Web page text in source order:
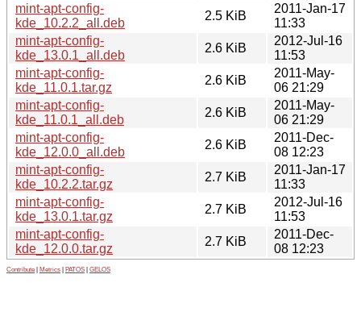
mint-apt-config-
kde_10.2.2_all.deb
2.5 KiB
2011-Jan-17
11:33
mint-apt-config-
kde_13.0.1_all.deb
2.6 KiB
2012-Jul-16
11:53
mint-apt-config-
kde_11.0.1.tar.gz
2.6 KiB
2011-May-
06 21:29
mint-apt-config-
kde_11.0.1_all.deb
2.6 KiB
2011-May-
06 21:29
mint-apt-config-
kde_12.0.0_all.deb
2.6 KiB
2011-Dec-
08 12:23
mint-apt-config-
kde_10.2.2.tar.gz
2.7 KiB
2011-Jan-17
11:33
mint-apt-config-
kde_13.0.1.tar.gz
2.7 KiB
2012-Jul-16
11:53
mint-apt-config-
kde_12.0.0.tar.gz
2.7 KiB
2011-Dec-
08 12:23
Contribute Metrics PATOS GELOS